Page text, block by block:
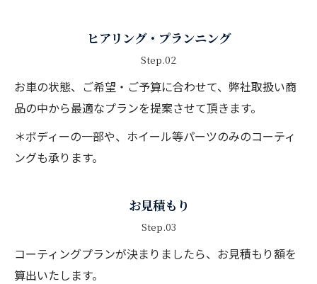
ヒアリング・プランニング
Step.02
お車の状態、ご希望・ご予算に合わせて、弊社取扱い商
品の中から最適なプランを提案させて頂きます。
＊ボディーの一部や、ホイール等パーツのみのコーティ
ングも承ります。
お見積もり
Step.03
コーティングプランが決まりましたら、お見積もり額を
算出いたします。